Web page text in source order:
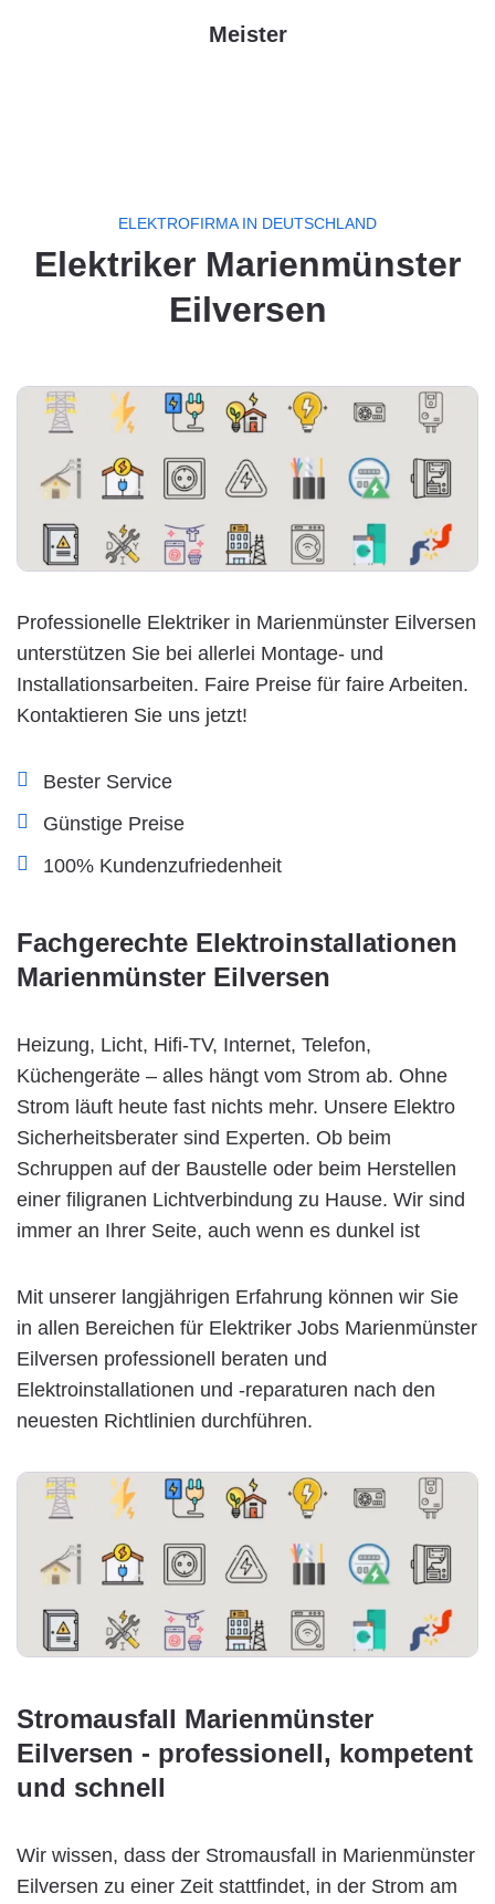
Meister
ELEKTROFIRMA IN DEUTSCHLAND
Elektriker Marienmünster
Eilversen
Professionelle Elektriker in Marienmünster Eilversen
unterstützen Sie bei allerlei Montage- und
Installationsarbeiten. Faire Preise für faire Arbeiten.
Kontaktieren Sie uns jetzt!
Bester Service
Günstige Preise
100% Kundenzufriedenheit
Fachgerechte Elektroinstallationen
Marienmünster Eilversen
Heizung, Licht, Hifi-TV, Internet, Telefon,
Küchengeräte – alles hängt vom Strom ab. Ohne
Strom läuft heute fast nichts mehr. Unsere Elektro
Sicherheitsberater sind Experten. Ob beim
Schruppen auf der Baustelle oder beim Herstellen
einer filigranen Lichtverbindung zu Hause. Wir sind
immer an Ihrer Seite, auch wenn es dunkel ist
Mit unserer langjährigen Erfahrung können wir Sie
in allen Bereichen für Elektriker Jobs Marienmünster
Eilversen professionell beraten und
Elektroinstallationen und -reparaturen nach den
neuesten Richtlinien durchführen.
Stromausfall Marienmünster
Eilversen - professionell, kompetent
und schnell
Wir wissen, dass der Stromausfall in Marienmünster
Eilversen zu einer Zeit stattfindet, in der Strom am